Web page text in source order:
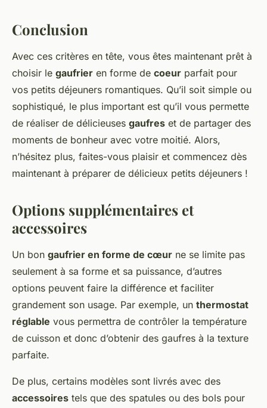
Conclusion
Avec ces critères en tête, vous êtes maintenant prêt à
choisir le gaufrier en forme de coeur parfait pour
vos petits déjeuners romantiques. Qu’il soit simple ou
sophistiqué, le plus important est qu’il vous permette
de réaliser de délicieuses gaufres et de partager des
moments de bonheur avec votre moitié. Alors,
n’hésitez plus, faites-vous plaisir et commencez dès
maintenant à préparer de délicieux petits déjeuners !
Options supplémentaires et
accessoires
Un bon gaufrier en forme de cœur ne se limite pas
seulement à sa forme et sa puissance, d’autres
options peuvent faire la différence et faciliter
grandement son usage. Par exemple, un thermostat
réglable vous permettra de contrôler la température
de cuisson et donc d’obtenir des gaufres à la texture
parfaite.
De plus, certains modèles sont livrés avec des
accessoires tels que des spatules ou des bols pour